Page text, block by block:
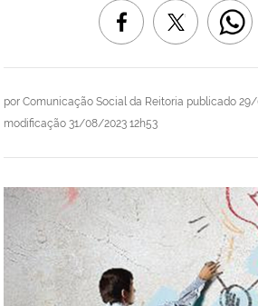
por Comunicação Social da Reitoria publicado 29/
modificação 31/08/2023 12h53